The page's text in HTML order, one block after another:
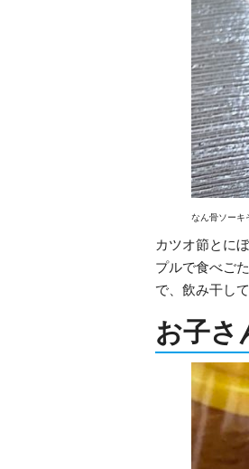
なん骨ソーキ
カツオ節とに
プルで食べご
で、飲み干し
お子さ